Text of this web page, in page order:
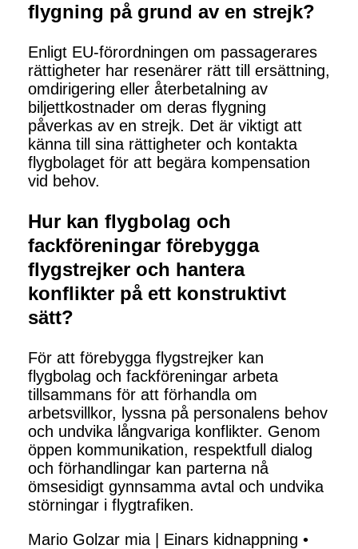
flygning på grund av en strejk?
Enligt EU-förordningen om passagerares
rättigheter har resenärer rätt till ersättning,
omdirigering eller återbetalning av
biljettkostnader om deras flygning
påverkas av en strejk. Det är viktigt att
känna till sina rättigheter och kontakta
flygbolaget för att begära kompensation
vid behov.
Hur kan flygbolag och
fackföreningar förebygga
flygstrejker och hantera
konflikter på ett konstruktivt
sätt?
För att förebygga flygstrejker kan
flygbolag och fackföreningar arbeta
tillsammans för att förhandla om
arbetsvillkor, lyssna på personalens behov
och undvika långvariga konflikter. Genom
öppen kommunikation, respektfull dialog
och förhandlingar kan parterna nå
ömsesidigt gynnsamma avtal och undvika
störningar i flygtrafiken.
Mario Golzar mia | Einars kidnappning •